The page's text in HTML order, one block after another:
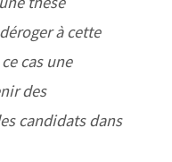
à cette
cas une
des
candidats dans